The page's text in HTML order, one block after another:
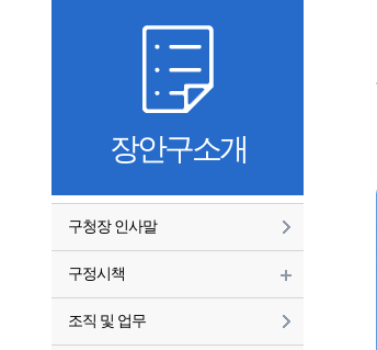
장안구소개
구청장 인사말
구정시책
조직 및 업무